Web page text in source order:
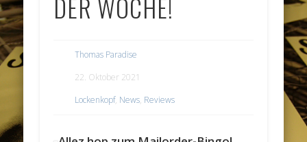
Thomas Paradise
22. Oktober 2021
Lockenkopf, News, Reviews